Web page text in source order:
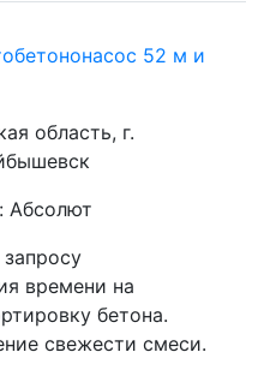
52 м и
область, г.
Абсолют
времени на
бетона.
свежести смеси.